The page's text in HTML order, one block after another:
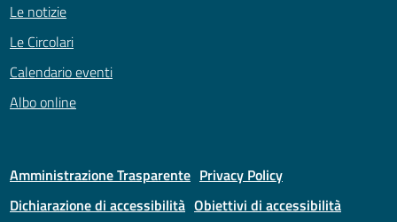
Le notizie
Le Circolari
Calendario eventi
Albo online
Amministrazione Trasparente Privacy Policy
Dichiarazione di accessibilità Obiettivi di accessibilità